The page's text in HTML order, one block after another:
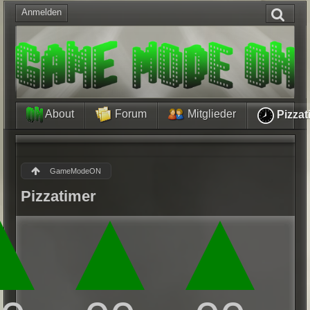
Anmelden
About Forum Mitglieder
GameModeON
Pizzatimer